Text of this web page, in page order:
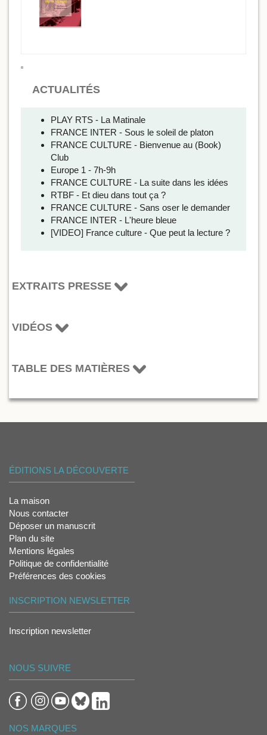
ACTUALITÉS
PLAY RTS - La Matinale
FRANCE INTER - Sous le soleil de platon
FRANCE CULTURE - Bienvenue au (Book)
Club
Europe 1 - 7h-9h
FRANCE CULTURE - La suite dans les idées
RTBF - Et dieu dans tout ça ?
FRANCE CULTURE - Sans oser le demander
FRANCE INTER - L'heure bleue
[VIDEO] France culture - Que peut la lecture ?
EXTRAITS PRESSE
VIDÉOS
TABLE DES MATIÈRES
ÉDITIONS LA DÉCOUVERTE
La maison
Nous contacter
Déposer un manuscrit
Plan du site
Mentions légales
Politique de confidentialité
Préférences des cookies
INSCRIPTION NEWSLETTER
Inscription newsletter
NOUS SUIVRE
NOS MARQUES